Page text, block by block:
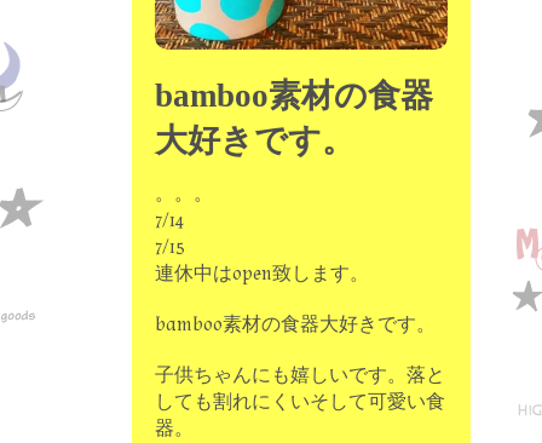
minna kitchen komeco
bamboo素材の食器
大好きです。
。。。
7/14
7/15
連休中はopen致します。
bamboo素材の食器大好きです。
子供ちゃんにも嬉しいです。落と
しても割れにくいそして可愛い食
器。